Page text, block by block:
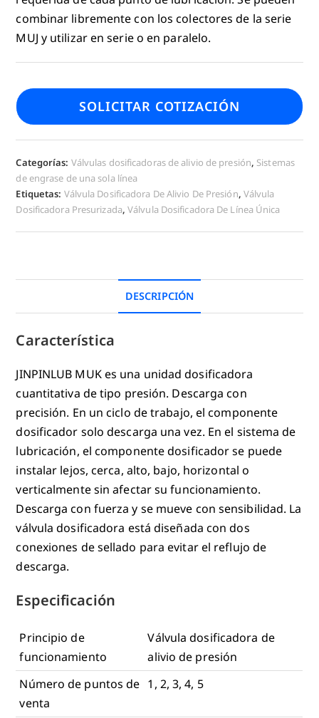
combinar libremente con los colectores de la serie
MUJ y utilizar en serie o en paralelo.
SOLICITAR COTIZACIÓN
Categorías: Válvulas dosificadoras de alivio de presión, Sistemas
de engrase de una sola línea
Etiquetas: Válvula Dosificadora De Alivio De Presión, Válvula
Dosificadora Presurizada,Válvula Dosificadora De Línea Única
DESCRIPCIÓN
Característica
JINPINLUB MUK es una unidad dosificadora
cuantitativa de tipo presión. Descarga con
precisión. En un ciclo de trabajo, el componente
dosificador solo descarga una vez. En el sistema de
lubricación, el componente dosificador se puede
instalar lejos, cerca, alto, bajo, horizontal o
verticalmente sin afectar su funcionamiento.
Descarga con fuerza y se mueve con sensibilidad. La
válvula dosificadora está diseñada con dos
conexiones de sellado para evitar el reflujo de
descarga.
Especificación
Principio de
funcionamiento
Válvula dosificadora de
alivio de presión
Número de puntos de
venta
1, 2, 3, 4, 5